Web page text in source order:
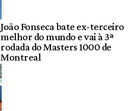
João Fonseca bate ex-terceiro
melhor do mundo e vai à 3ª
rodada do Masters 1000 de
Montreal